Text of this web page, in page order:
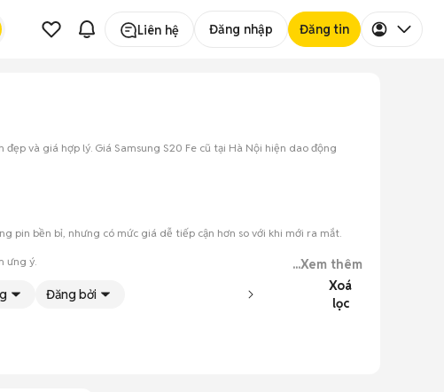
Liên hệ Đăng nhập Đăng tin
và giá hợp lý. Giá Samsung S20 Fe cũ tại Hà Nội hiện dao động
pin bền bỉ, nhưng có mức giá dễ tiếp cận hơn so với khi mới ra mắt.
ưng ý.
...Xem thêm
Đăng bởi
Xoá
lọc